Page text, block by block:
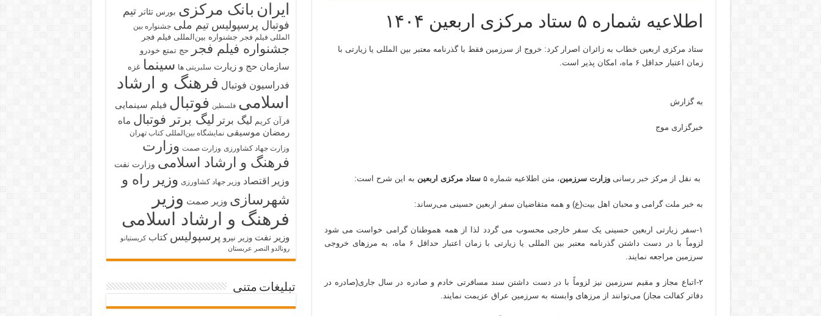
اطلاعیه شماره ۵ ستاد مرکزی اربعین ۱۴۰۴
ستاد مرکزی اربعین خطاب به زائران اصرار کرد: خروج از سرزمین فقط با گذرنامه معتبر بین المللی یا زیارتی با
زمان اعتبار حداقل ۶ ماه، امکان پذیر است.
به گزارش
خبرگزاری موج
​ به نقل از مرکز خبر رسانیوزارت سرزمین، متن اطلاعیه شماره ۵ ستاد مرکزی اربعین به این شرح است:
به خبر ملت گرامی و محبان اهل بیت(ع) و همه متقاضیان سفر اربعین حسینی می‌رساند:
۱-سفر زیارتی اربعین حسینی یک سفر خارجی محسوب می گردد لذا از همه هموطنان گرامی خواست می شود
لزوماً با در دست داشتن گذرنامه معتبر بین المللی یا زیارتی با زمان اعتبار حداقل ۶ ماه، به مرزهای خروجی
سرزمین مراجعه نمایند.
۲-اتباع مجاز و مقیم سرزمین نیز لزوماً با در دست داشتن سند مسافرتی خادم و صادره در سال جاری(صادره در
دفاتر کفالت مجاز) می‌توانند از مرزهای وابسته به سرزمین عراق عزیمت نمایند.
ایران بانک مرکزی بورس تئاتر تیم
فوتبال پرسپولیس تیم ملی جشنواره بین
المللی فیلم فجر جشنواره بین‌المللی فیلم فجر
جشنواره فیلم فجر حج تمتع خودرو
سازمان حج و زیارت سلبریتی ها سینما غزه
فدراسیون فوتبال فرهنگ و ارشاد
اسلامی فلسطین فوتبال فیلم سینمایی
قرآن کریم لیگ برتر لیگ برتر فوتبال ماه
رمضان موسیقی نمایشگاه بین‌المللی کتاب تهران
وزارت جهاد کشاورزی وزارت صمت وزارت
فرهنگ و ارشاد اسلامی وزارت نفت
وزیر اقتصاد وزیر جهاد کشاورزی وزیر راه و
شهرسازی وزیر صمت وزیر
فرهنگ و ارشاد اسلامی
وزیر نفت وزیر نیرو پرسپولیس کتاب کریستیانو
رونالدو النصر عربستان
تبلیغات متنی